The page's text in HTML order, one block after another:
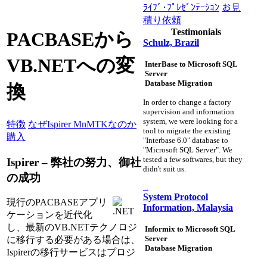
PACBASEから
VB.NETへの変
換
特徴 なぜIspirer MnMTKなのか
購入
Ispirer – 弊社の努力、御社
の成功
現行のPACBASEアプリ
ケーションを近代化
し、最新のVB.NETテクノロジ
に移行する必要がある場合は、
Ispirerの移行サービスはプロジ
ﾗｲﾌﾞ･ﾌﾟﾚｾﾞﾝﾃｰｼｮﾝ お見
積り依頼
Testimonials
Schulz, Brazil
InterBase to Microsoft SQL
Server
Database Migration
In order to change a factory
supervision and information
system, we were looking for a
tool to migrate the existing
"Interbase 6.0" database to
"Microsoft SQL Server". We
tested a few softwares, but they
didn't suit us.
System Protocol
Information, Malaysia
Informix to Microsoft SQL
Server
Database Migration